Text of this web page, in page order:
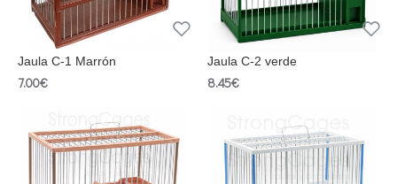
Jaula C-1 Marrón
7.00€
Jaula C-2 verde
8.45€